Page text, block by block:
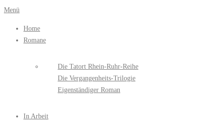
Zum
springen
Menü
Home
Romane
Die Tatort Rhein-Ruhr-Reihe
Die Vergangenheits-Trilogie
Eigenständiger Roman
In Arbeit